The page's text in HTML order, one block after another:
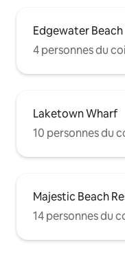
Edgewater
4 personnes du
Laketown Wharf
10 personnes du
Majestic Beach
14 personnes du